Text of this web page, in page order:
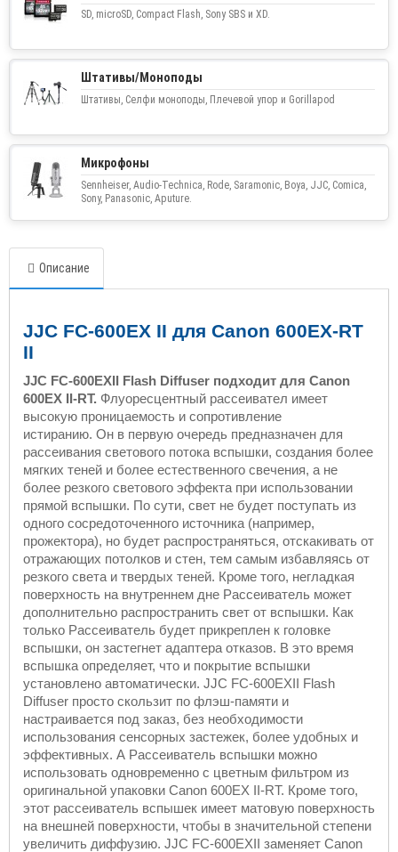
SD, microSD, Compact Flash, Sony SBS и XD.
Штативы/Моноподы
Штативы, Селфи моноподы, Плечевой упор и Gorillapod
Микрофоны
Sennheiser, Audio-Technica, Rode, Saramonic, Boya, JJC, Comica,
Sony, Panasonic, Aputure.
Описание
JJC FC-600EX II для Canon 600EX-RT
II
JJC FC-600EXII Flash Diffuser подходит для Canon
600EX II-RT. Флуоресцентный рассеивател имеет
высокую проницаемость и сопротивление
истиранию. Он в первую очередь предназначен для
рассеивания светового потока вспышки, создания более
мягких теней и более естественного свечения, а не
более резкого светового эффекта при использовании
прямой вспышки. По сути, свет не будет поступать из
одного сосредоточенного источника (например,
прожектора), но будет распространяться, отскакивать от
отражающих потолков и стен, тем самым избавляясь от
резкого света и твердых теней. Кроме того, негладкая
поверхность на внутреннем дне Рассеиватель может
дополнительно распространить свет от вспышки. Как
только Рассеиватель будет прикреплен к головке
вспышки, он застегнет адаптера отказов. В это время
вспышка определяет, что и покрытие вспышки
установлено автоматически. JJC FC-600EXII Flash
Diffuser просто скользит по флэш-памяти и
настраивается под заказ, без необходимости
использования сенсорных застежек, более удобных и
эффективных. А Рассеиватель вспышки можно
использовать одновременно с цветным фильтром из
оригинальной упаковки Canon 600EX II-RT. Кроме того,
этот рассеиватель вспышек имеет матовую поверхность
на внешней поверхности, чтобы в значительной степени
увеличить диффузию. JJC FC-600EXII заменяет Canon